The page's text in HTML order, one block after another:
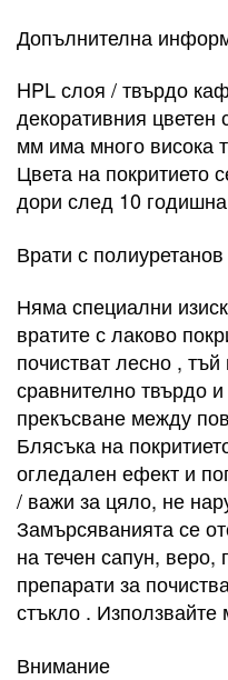
Допълнителна
HPL слоя / твърдо
декоративния
мм има много висока
Цвета на покритието
дори след 10
Врати с
Няма специални
вратите с лаково
почистват лесно , тъй
сравнително твърдо
прекъсване между
Блясъка на
огледален ефект и
/ важи за цяло, не
Замърсяванията се
на течен сапун, веро,
препарати за
стъкло .
Внимание